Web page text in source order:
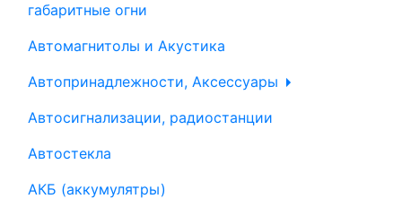
габаритные огни
Автомагнитолы и Акустика
Автопринадлежности, Аксессуары
Автосигнализации, радиостанции
Автостекла
АКБ (аккумулятры)